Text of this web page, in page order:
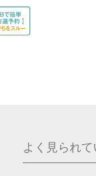
よく見られ